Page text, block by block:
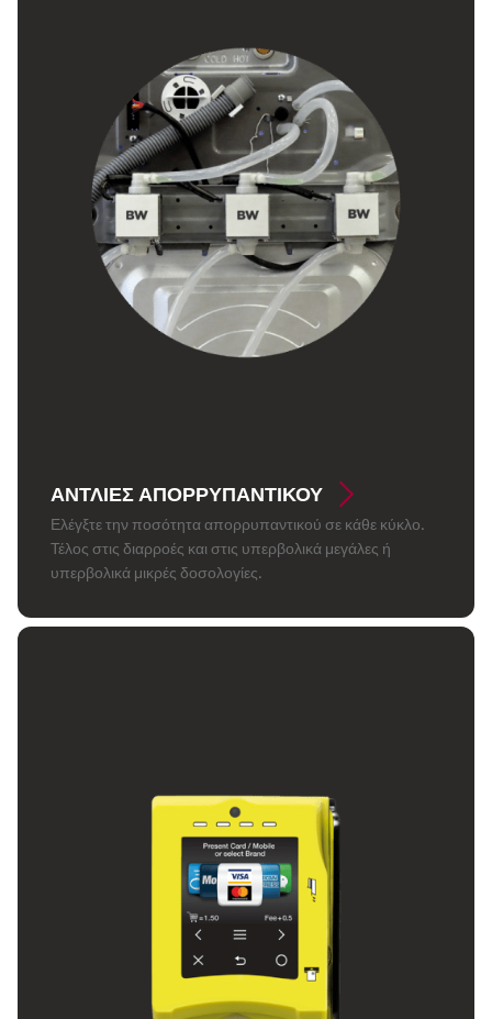
ΑΝΤΛΊΕΣ ΑΠΟΡΡΥΠΑΝΤΙΚΟΎ
Ελέγξτε την ποσότητα απορρυπαντικού σε κάθε κύκλο.
Τέλος στις διαρροές και στις υπερβολικά μεγάλες ή
υπερβολικά μικρές δοσολογίες.